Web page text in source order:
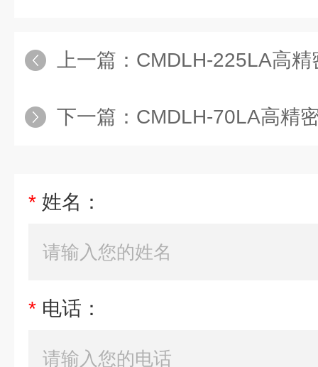
上一篇： CMDLH-225LA高
下一篇： CMDLH-70LA高精密节
* 姓名：
* 电话：